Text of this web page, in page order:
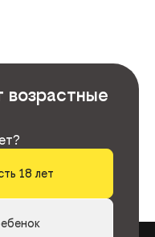
возрастные
18 лет